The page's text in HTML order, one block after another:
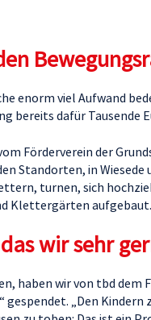
enorm viel Aufwand
bereits dafür Tausende
Förderverein der
Standorten, in
turnen, sich
Klettergärten
wir sehr
haben wir von tbd dem
„Den